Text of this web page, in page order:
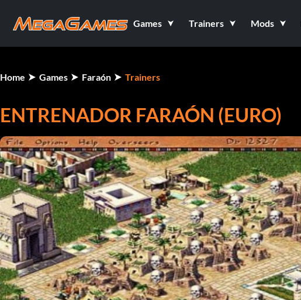
Games Trainers Mods
Home Games Faraón Trainers
ENTRENADOR FARAÓN (EURO)